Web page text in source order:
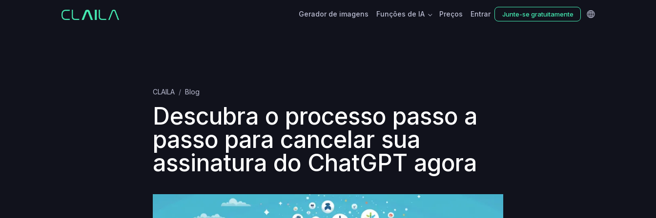
Gerador de imagens Funções de IA Preços Entrar Junte-se gratuitamente
CLAILA Blog
Descubra o processo passo a
passo para cancelar sua
assinatura do ChatGPT agora